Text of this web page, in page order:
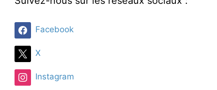
Facebook
X
Instagram